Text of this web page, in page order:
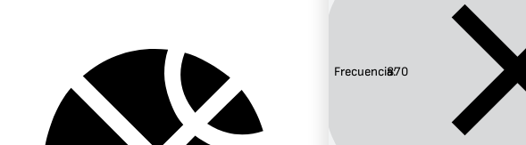
Frecuencia:
Provincia
Tolima
Frecuencia:870